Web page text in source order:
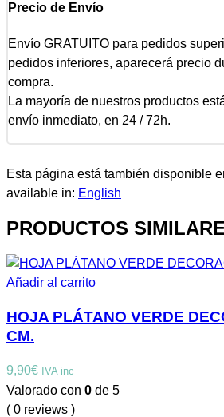
Precio de Envío
Envío GRATUITO para pedidos
pedidos inferiores, aparecerá precio
compra.
La mayoría de nuestros productos
envío inmediato, en 24 / 72h.
Esta página está también disponible
available in: English
PRODUCTOS
Añadir al carrito
HOJA PLÁTANO VERDE
CM.
9,90€ IVA inc
Valorado con 0 de 5
( 0 reviews )